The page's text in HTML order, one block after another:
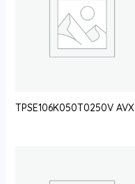
TPSE106K050T0250V AVX